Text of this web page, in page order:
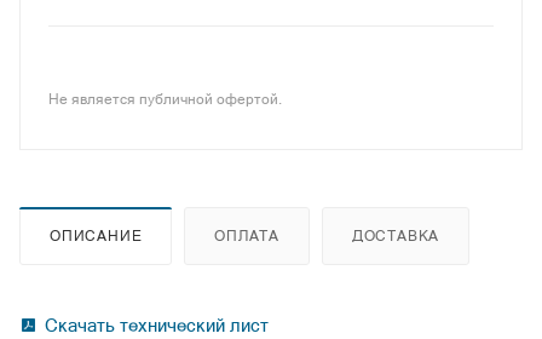
Не является публичной офертой.
ОПИСАНИЕ ОПЛАТА ДОСТАВКА
Скачать технический лист